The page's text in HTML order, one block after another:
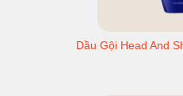
Dầu Gội Head And